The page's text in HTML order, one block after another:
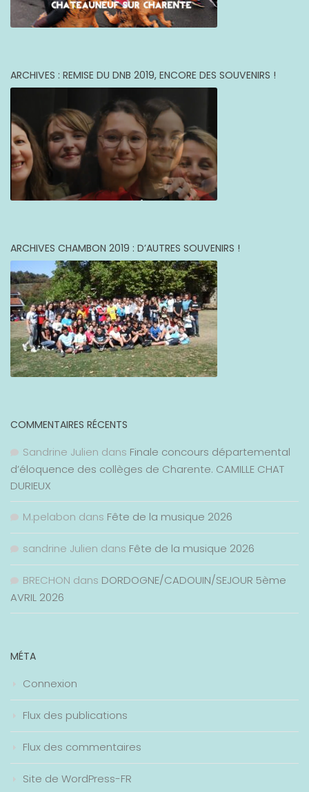
ARCHIVES : REMISE DU DNB 2019, ENCORE DES SOUVENIRS !
ARCHIVES CHAMBON 2019 : D’AUTRES SOUVENIRS !
COMMENTAIRES RÉCENTS
Sandrine Julien dans Finale concours départemental
d’éloquence des collèges de Charente. CAMILLE CHAT
DURIEUX
M.pelabon dans Fête de la musique 2026
sandrine Julien dans Fête de la musique 2026
BRECHON dans DORDOGNE/CADOUIN/SEJOUR 5ème
AVRIL 2026
MÉTA
Connexion
Flux des publications
Flux des commentaires
Site de WordPress-FR